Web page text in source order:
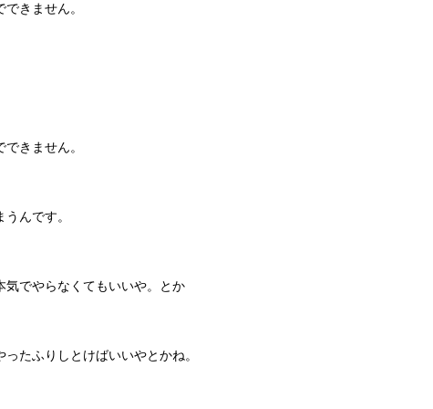
きません。
きません。
んです。
でやらなくてもいいや。とか
たふりしとけばいいやとかね。